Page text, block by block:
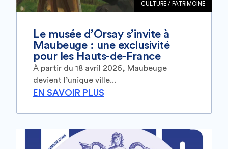
CULTURE / PATRIMOINE
Le musée d’Orsay s’invite à
Maubeuge : une exclusivité
pour les Hauts-de-France
À partir du 18 avril 2026, Maubeuge
devient l’unique ville...
EN SAVOIR PLUS